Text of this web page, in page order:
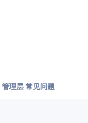
管理层 常见问题